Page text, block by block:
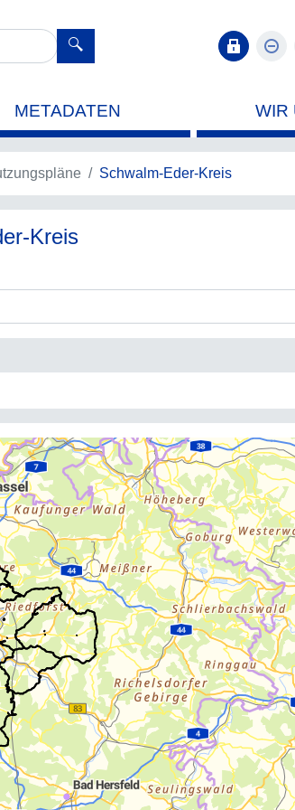
METADATEN WIR
Schwalm-Eder-Kreis
Kreis